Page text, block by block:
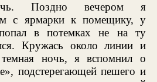
Поздно вечером я
с ярмарки к помещику, у
в потемках не на ту
Кружась около линии и
темная ночь, я вспомнил о
подстерегающей пешего и